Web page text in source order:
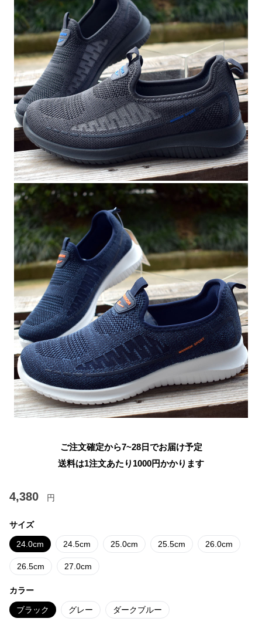
ご注文確定から7~28日でお届け予定
送料は1注文あたり 1000円かかります
4,380 円
サイズ
24.0cm 24.5cm 25.0cm 25.5cm 26.0cm
26.5cm 27.0cm
カラー
ブラック グレー ダークブルー